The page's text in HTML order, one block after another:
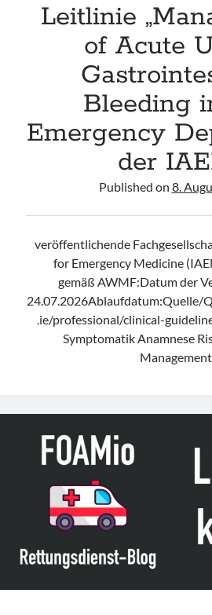
Leitlinie
of Acute
Bleeding
Emergency
der
Published on 8.
veröffentlichende
for Emergency Medicine
gemäß AWMF:Datum der
24.07.2026Ablaufdatum:Quelle/
.ie/professional/clinical-
Symptomatik Anamnese
Management